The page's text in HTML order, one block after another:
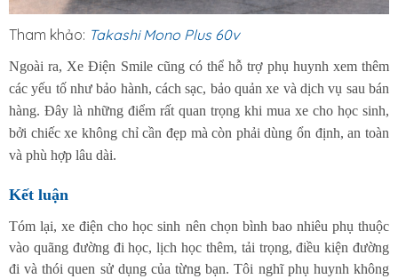
Tham khảo: Takashi Mono Plus 60v
Ngoài ra, Xe Điện Smile cũng có thể hỗ trợ phụ huynh xem thêm
các yếu tố như bảo hành, cách sạc, bảo quản xe và dịch vụ sau bán
hàng. Đây là những điểm rất quan trọng khi mua xe cho học sinh,
bởi chiếc xe không chỉ cần đẹp mà còn phải dùng ổn định, an toàn
và phù hợp lâu dài.
Kết luận
Tóm lại, xe điện cho học sinh nên chọn bình bao nhiêu phụ thuộc
vào quãng đường đi học, lịch học thêm, tải trọng, điều kiện đường
đi và thói quen sử dụng của từng bạn. Tôi nghĩ phụ huynh không